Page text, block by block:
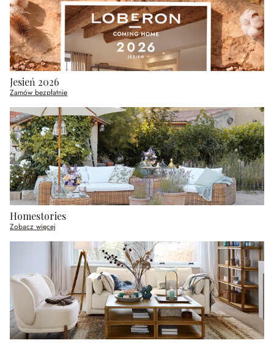
Jesień 2026
Zamów bezpłatnie
Homestories
Zobacz więcej